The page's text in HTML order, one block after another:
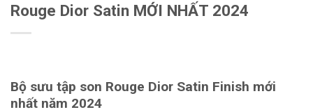
Rouge Dior Satin MỚI NHẤT 2024
Bộ sưu tập son Rouge Dior Satin Finish mới
nhất năm 2024